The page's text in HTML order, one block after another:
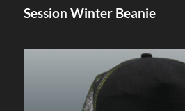
Session Winter Beanie